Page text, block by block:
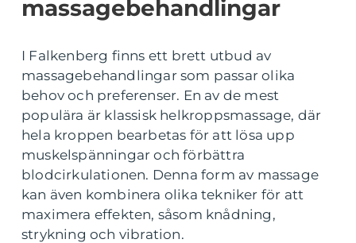
massagebehandlingar
I Falkenberg finns ett brett utbud av
massagebehandlingar som passar olika
behov och preferenser. En av de mest
populära är klassisk helkroppsmassage, där
hela kroppen bearbetas för att lösa upp
muskelspänningar och förbättra
blodcirkulationen. Denna form av massage
kan även kombinera olika tekniker för att
maximera effekten, såsom knådning,
strykning och vibration.